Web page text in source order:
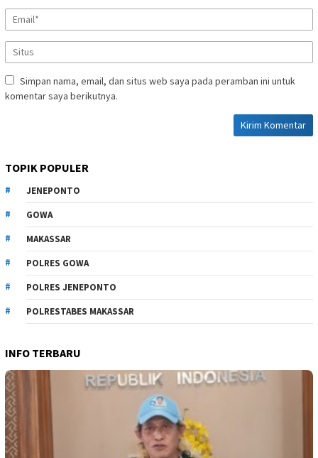
Simpan nama, email, dan situs web saya pada peramban ini untuk
komentar saya berikutnya.
TOPIK POPULER
JENEPONTO
GOWA
MAKASSAR
POLRES GOWA
POLRES JENEPONTO
POLRESTABES MAKASSAR
INFO TERBARU